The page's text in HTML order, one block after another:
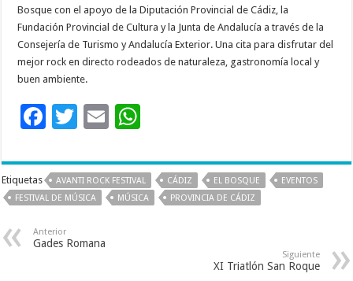
Bosque con el apoyo de la Diputación Provincial de Cádiz, la
Fundación Provincial de Cultura y la Junta de Andalucía a través de la
Consejería de Turismo y Andalucía Exterior. Una cita para disfrutar del
mejor rock en directo rodeados de naturaleza, gastronomía local y
buen ambiente.
F
e
b
o
T
tt
er
E
ai
l
at
sA
Etiquetas AVANTI ROCK FESTIVAL CÁDIZ EL BOSQUE
EVENTOS
FESTIVAL DE MÚSICA
MÚSICA PROVINCIA DE CÁDIZ
Anterior
Gades Romana
Siguiente
XI Triatlón San Roque